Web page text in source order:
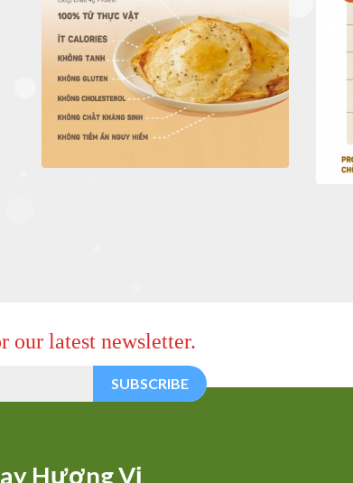
our latest newsletter.
SUBSCRIBE
Hương Vị